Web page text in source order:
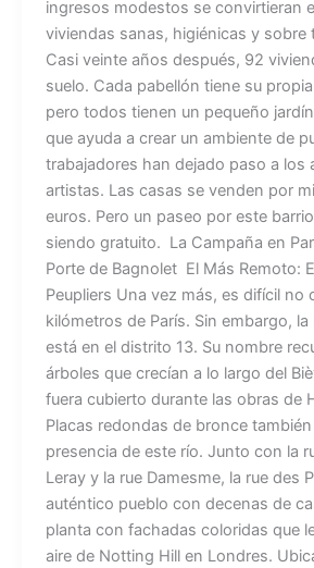
ingresos modestos se convirtieran
viviendas sanas, higiénicas y sobre
Casi veinte años después, 92
suelo. Cada pabellón tiene su
pero todos tienen un pequeño
que ayuda a crear un ambiente de
trabajadores han dejado paso a los
artistas. Las casas se venden por
euros. Pero un paseo por este
siendo gratuito. La Campaña en
Porte de Bagnolet El Más Remoto:
Peupliers Una vez más, es difícil no
kilómetros de París. Sin embargo, la
está en el distrito 13. Su nombre
árboles que crecían a lo largo del
fuera cubierto durante las obras de
Placas redondas de bronce
presencia de este río. Junto con la
Leray y la rue Damesme, la rue des
auténtico pueblo con decenas de
planta con fachadas coloridas que
aire de Notting Hill en Londres.